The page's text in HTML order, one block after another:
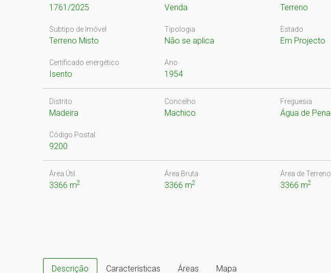
1761/2025 Venda Terreno
Subtipo de Imóvel
Terreno Misto
Tipologia
Não se aplica
Estado
Em Projecto
Certificado energético
Isento
Ano
1954
Distrito
Madeira
Concelho
Machico
Freguesia
Água de Pena
Código Postal
9200
Área Útil
3366 m2
Área Bruta
3366 m2
Área de Terreno
3366 m2
Descrição Características Áreas Mapa